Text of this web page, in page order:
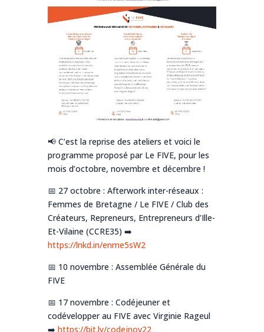
📢 C’est la reprise des ateliers et voici le
programme proposé par Le FIVE, pour les
mois d’octobre, novembre et décembre !
📅 27 octobre : Afterwork inter-réseaux :
Femmes de Bretagne / Le FIVE / Club des
Créateurs, Repreneurs, Entrepreneurs d’Ille-
Et-Vilaine (CCRE35) ➡️
https://lnkd.in/enme5sW2
📅 10 novembre : Assemblée Générale du
FIVE
📅 17 novembre : Codéjeuner et
codévelopper au FIVE avec Virginie Rageul
➡️ https://bit.ly/codejnov22